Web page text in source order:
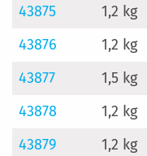
43875
1,2 kg
43876
1,2 kg
43877
1,5 kg
43878
1,2 kg
43879
1,2 kg